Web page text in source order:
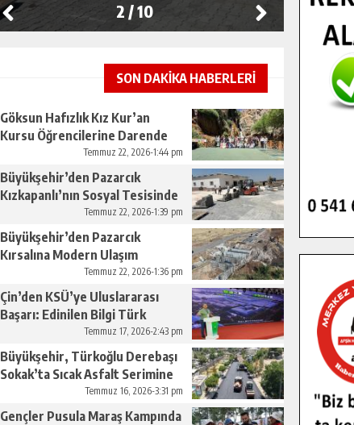
2 /10
SON DAKİKA HABERLERİ
Göksun Hafızlık Kız Kur’an
Kursu Öğrencilerine Darende
Temmuz 22, 2026-1:44 pm
Büyükşehir’den Pazarcık
Kızkapanlı’nın Sosyal Tesisinde
Çevre Düzenlemesi.Temmuz 22, 2026-1:39 pm
Büyükşehir’den Pazarcık
Kırsalına Modern Ulaşım
Temmuz 22, 2026-1:36 pm
Çin’den KSÜ’ye Uluslararası
Başarı: Edinilen Bilgi Türk
Tarımına Katkı Sağlayacak.
Temmuz 17, 2026-2:43 pm
Büyükşehir, Türkoğlu Derebaşı
Sokak’ta Sıcak Asfalt Serimine
Temmuz 16, 2026-3:31 pm
Gençler Pusula Maraş Kampında